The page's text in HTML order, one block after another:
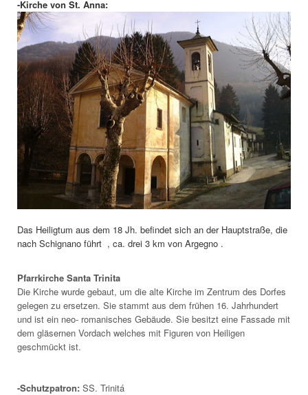
-Kirche von St. Anna:
Das Heiligtum aus dem 18 Jh. befindet sich an der Hauptstraße, die
nach Schignano führt , ca. drei 3 km von Argegno .
Pfarrkirche Santa Trinita
Die Kirche wurde gebaut, um die alte Kirche im Zentrum des Dorfes
gelegen zu ersetzen. Sie stammt aus dem frühen 16. Jahrhundert
und ist ein neo- romanisches Gebäude. Sie besitzt eine Fassade mit
dem gläsernen Vordach welches mit Figuren von Heiligen
geschmückt ist.
-Schutzpatron: SS. Trinitá